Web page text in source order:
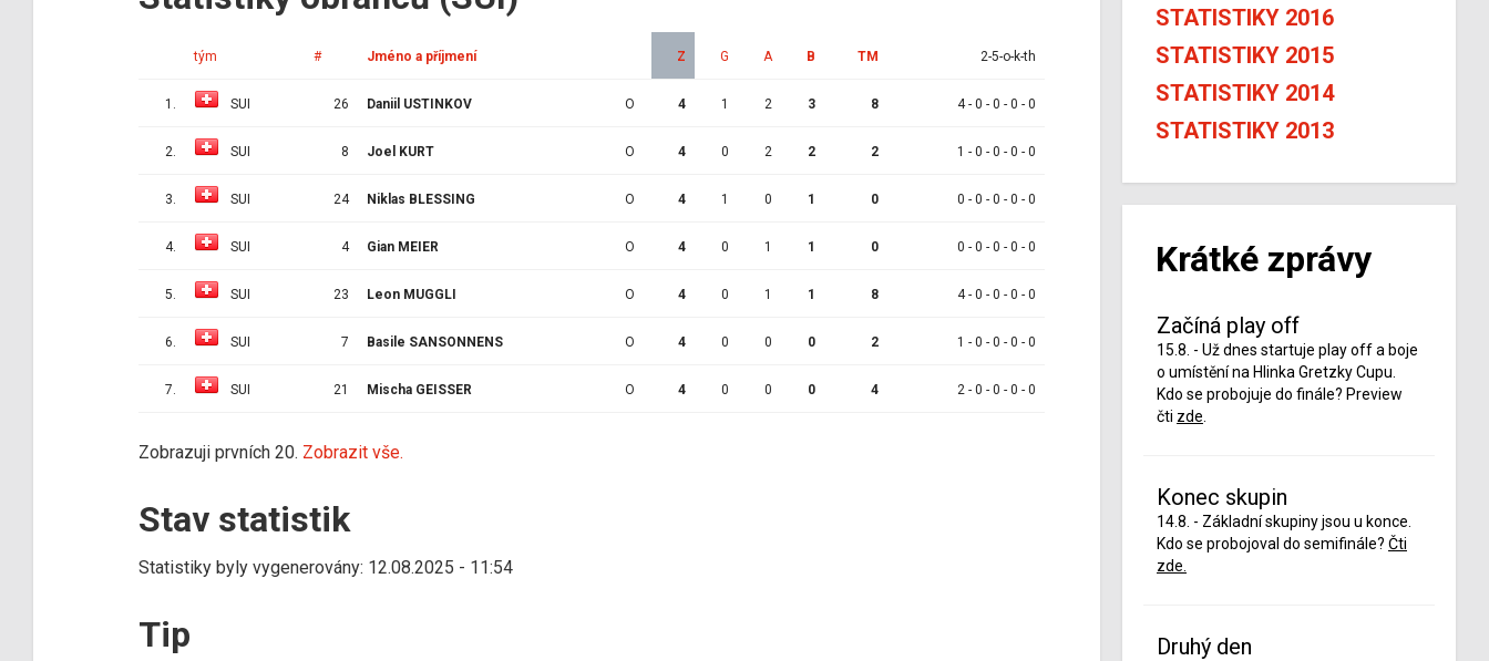
tým # Jméno a příjmení Z G A B TM 2-5-o-k-th
1. SUI 26 Daniil USTINKOV O 4 1 2 3 8 4 - 0 - 0 - 0 - 0
2. SUI 8 Joel KURT O 4 0 2 2 2 1 - 0 - 0 - 0 - 0
3. SUI 24 Niklas BLESSING O 4 1 0 1 0 0 - 0 - 0 - 0 - 0
4. SUI 4 Gian MEIER O 4 0 1 1 0 0 - 0 - 0 - 0 - 0
5. SUI 23 Leon MUGGLI O 4 0 1 1 8 4 - 0 - 0 - 0 - 0
6. SUI 7 Basile SANSONNENS O 4 0 0 0 2 1 - 0 - 0 - 0 - 0
7. SUI 21 Mischa GEISSER O 4 0 0 0 4 2 - 0 - 0 - 0 - 0
Zobrazuji prvních 20. Zobrazit vše.
Stav statistik
Statistiky byly vygenerovány: 12.08.2025 - 11:54
Tip
STATISTIKY 2016
STATISTIKY 2015
STATISTIKY 2014
STATISTIKY 2013
Krátké zprávy
Začíná play off
15.8. - Už dnes startuje play off a boje
o umístění na Hlinka Gretzky Cupu.
Kdo se probojuje do finále? Preview
čti zde
Konec skupin
14.8. - Základní skupiny jsou u konce.
Kdo se probojoval do semifinále? Čti
zde.
Druhý den